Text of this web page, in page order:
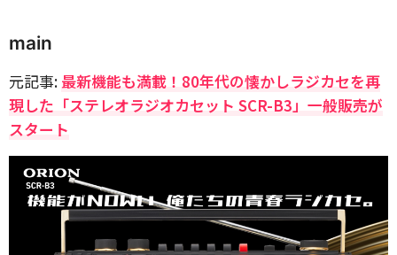
main
元記事:最新機能も満載！80年代の懐かしラジカセを再
現した「ステレオラジオカセット SCR-B3」一般販売が
スタート